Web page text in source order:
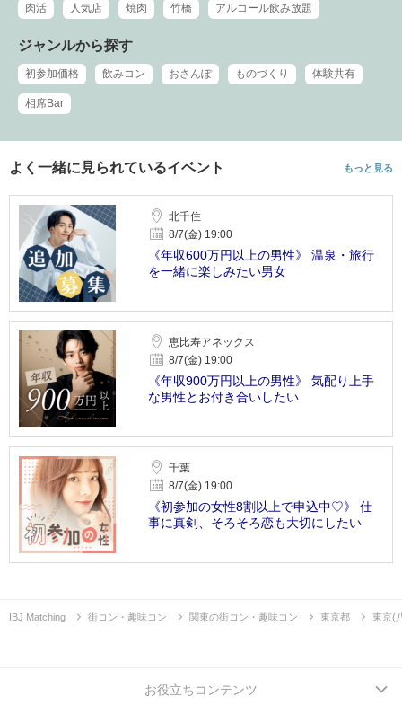
肉活 人気店 焼肉 竹橋 アルコール飲み放題
ジャンルから探す
初参加価格 飲みコン おさんぽ ものづくり 体験共有
相席Bar
よく一緒に見られているイベント もっと見る
北千住
8/7(金) 19:00
《年収600万円以上の男性》 温泉・旅行
を一緒に楽しみたい男女
恵比寿アネックス
8/7(金) 19:00
《年収900万円以上の男性》 気配り上手
な男性とお付き合いしたい
千葉
8/7(金) 19:00
《初参加の女性8割以上で申込中♡》 仕
事に真剣、そろそろ恋も大切にしたい
IBJ Matching 街コン・趣味コン 関東の街コン・趣味コン 東京都 東京(
お役立ちコンテンツ